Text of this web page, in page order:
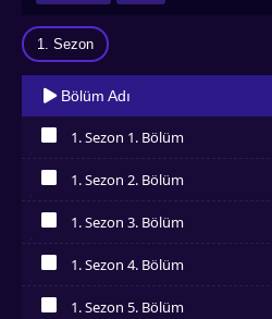
1. Sezon
Bölüm Adı
1. Sezon 1. Bölüm
1. Sezon 2. Bölüm
1. Sezon 3. Bölüm
1. Sezon 4. Bölüm
1. Sezon 5. Bölüm